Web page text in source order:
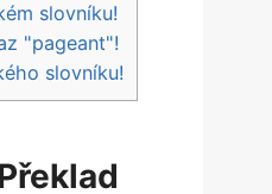
slovníku!
"pageant"!
slovníku!